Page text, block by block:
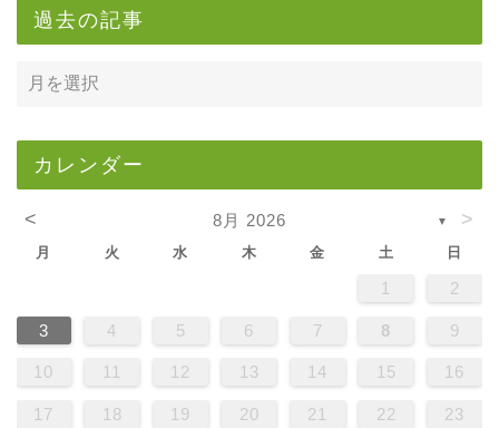
過去の記事
カレンダー
< 8月 2026 ▼ >
月 火 水 木 金 土 日
1 2
3 4 5 6 7 8 9
10 11 12 13 14 15 16
17 18 19 20 21 22 23